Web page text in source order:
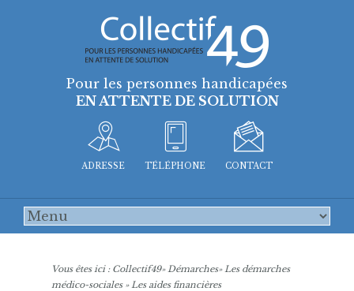
Pour les personnes handicapées
EN ATTENTE DE SOLUTION
ADRESSE TÉLÉPHONE CONTACT
Vous êtes ici : Collectif49»Démarches»Les démarches
médico-sociales» Les aides financières